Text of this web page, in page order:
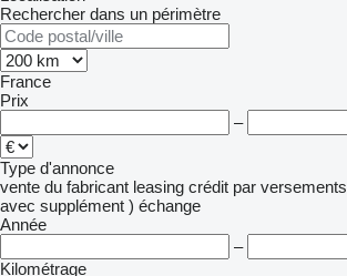
Rechercher dans un périmètre
France
Prix
–
Type d'annonce
vente du fabricant leasing crédit par versements
avec supplément ) échange
Année
–
Kilométrage